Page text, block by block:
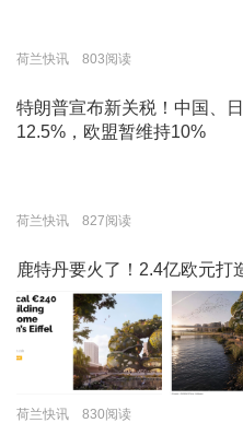
荷兰快讯 803阅读
特朗普宣布新关税！中国、
12.5%，欧盟暂维持10%
荷兰快讯 827阅读
鹿特丹要火了！2.4亿欧元打
荷兰快讯 830阅读